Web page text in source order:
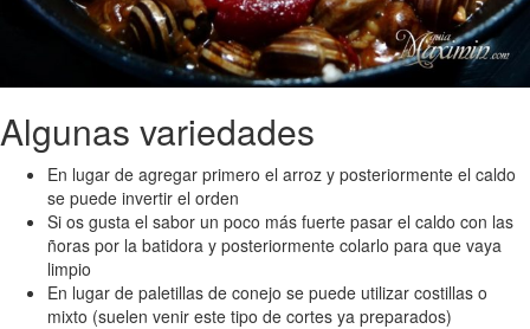
Algunas variedades
En lugar de agregar primero el arroz y posteriormente el caldo
se puede invertir el orden
Si os gusta el sabor un poco más fuerte pasar el caldo con las
ñoras por la batidora y posteriormente colarlo para que vaya
limpio
En lugar de paletillas de conejo se puede utilizar costillas o
mixto (suelen venir este tipo de cortes ya preparados)